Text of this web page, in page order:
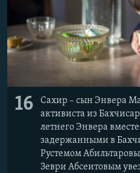
16
Сахир – сын Энвера
активиста из
летнего Энвера
задержанными в
Рустемом
Зеври Абсеитовым